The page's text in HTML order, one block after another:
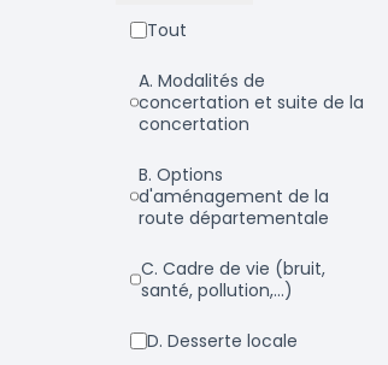
Tout
a. Modalités de
concertation et suite de la
concertation
b. Options
d'aménagement de la
route départementale
c. Cadre de vie (bruit,
santé, pollution,...)
d. Desserte locale